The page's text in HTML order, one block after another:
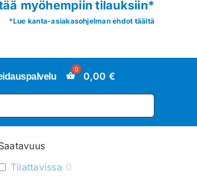
myöhempiin tilauksiin*
*Lue kanta-asiakasohjelman ehdot täältä
0,00 €
Tilattavissa 0